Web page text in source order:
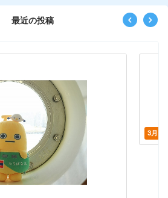
最近の投稿
真でスマホ自販機を作ろう！
島ぽち運営チーム